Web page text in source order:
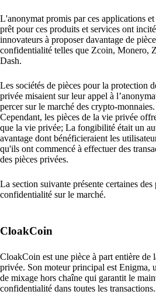
L'anonymat promis par ces applications
prêt pour ces produits et services ont
innovateurs à proposer davantage de
confidentialité telles que Zcoin, Monero,
Dash.
Les sociétés de pièces pour la protection
privée misaient sur leur appel à
percer sur le marché des crypto-monnaies.
Cependant, les pièces de la vie privée
que la vie privée; La fongibilité était un
avantage dont bénéficieraient les
qu'ils ont commencé à effectuer des
des pièces privées.
La section suivante présente certaines des
confidentialité sur le marché.
CloakCoin
CloakCoin est une pièce à part entière de
privée. Son moteur principal est Enigma,
de mixage hors chaîne qui garantit le
confidentialité dans toutes les transactions.